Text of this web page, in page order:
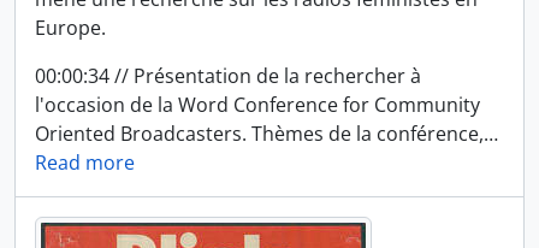
Europe.
00:00:34 // Présentation de la rechercher à
l'occasion de la Word Conference for Community
Oriented Broadcasters. Thèmes de la conférence,…
Read more